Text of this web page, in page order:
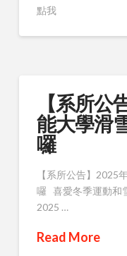
點我
【系所公
能大學滑
囉
【系所公告】2025
囉 喜愛冬季運動和
2025 …
Read More